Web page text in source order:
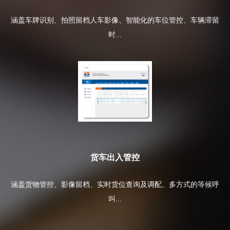
涵盖车牌识别、拍照留档人车影像、智能化的车位管控、车辆滞留
时...
货车出入管控
涵盖货物管控、影像留档、实时货位查询及调配、多方式的等候呼
叫...